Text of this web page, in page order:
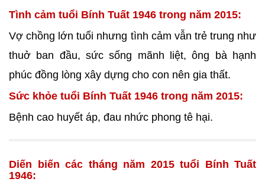
Tình cảm tuổi Bính Tuất 1946 trong năm 2015:
Vợ chồng lớn tuổi nhưng tình cảm vẫn trẻ trung như
thuở ban đầu, sức sống mãnh liệt, ông bà hạnh
phúc đồng lòng xây dựng cho con nên gia thất.
Sức khỏe tuổi Bính Tuất 1946 trong năm 2015:
Bệnh cao huyết áp, đau nhức phong tê hại.
Diến biến các tháng năm 2015 tuổi Bính Tuất
1946: